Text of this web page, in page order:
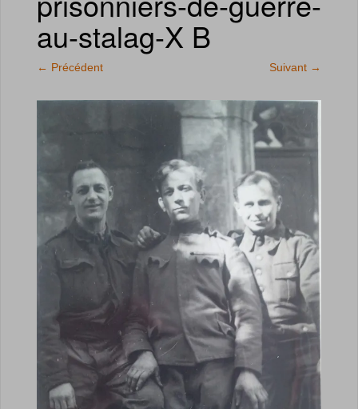
au-stalag-X B
← Précédent Suivant →